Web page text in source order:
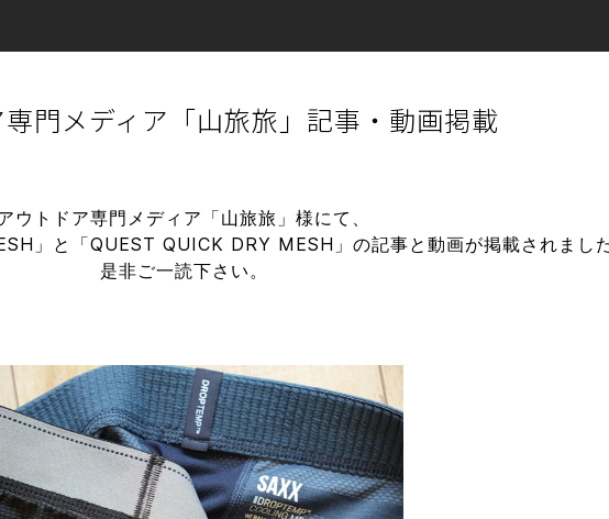
門メディア「山旅旅」記事・動画掲載
ウトドア専門メディア「山旅旅」様にて、
」と「QUEST QUICK DRY MESH」の記事と動画が掲載されました
是非ご一読下さい。